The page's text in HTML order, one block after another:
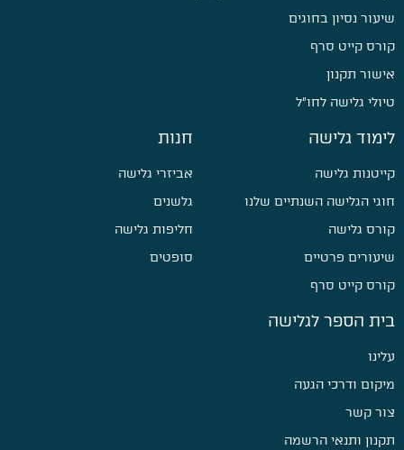
שיעור נסיון בחוגים
קורס קייט סרף
אישור תקנון
טיולי גלישה לחו״ל
לימוד גלישה
קייטנות גלישה
חוגי הגלישה השנתיים שלנו
קורס גלישה
שיעורים פרטיים
קורס קייט סרף
חנות
אביזרי גלישה
גלשנים
חליפות גלישה
סופטים
בית הספר לגלישה
עלינו
מיקום ודרכי הגעה
צור קשר
תקנון ותנאי הרשמה